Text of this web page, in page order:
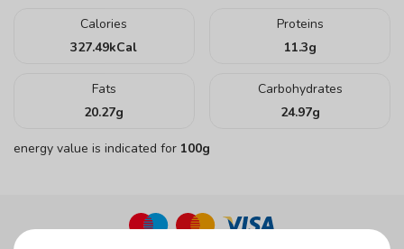
Calories
327.49kCal
Proteins
11.3g
Fats
20.27g
Carbohydrates
24.97g
energy value is indicated for 100g